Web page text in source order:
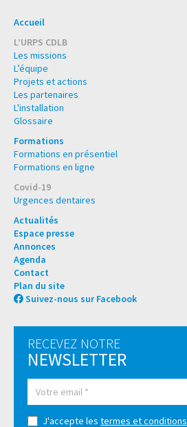
Accueil
L’URPS CDLB
Les missions
L’équipe
Projets et actions
Les partenaires
L'installation
Glossaire
Formations
Formations en présentiel
Formations en ligne
Covid-19
Urgences dentaires
Actualités
Espace presse
Annonces
Agenda
Contact
Plan du site
Suivez-nous sur Facebook
RECEVEZ NOTRE
NEWSLETTER
J'accepte les termes et conditions